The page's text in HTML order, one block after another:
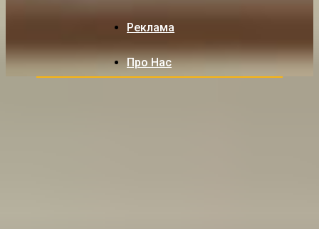
Реклама
Про Нас